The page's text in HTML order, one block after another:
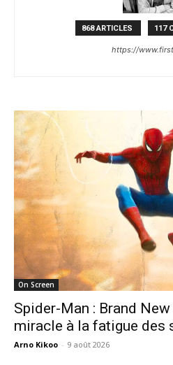
868 ARTICLES 117
https://
On Screen
Spider-Man : Brand
miracle à la fatigue des
Arno Kikoo - 9 août 2026